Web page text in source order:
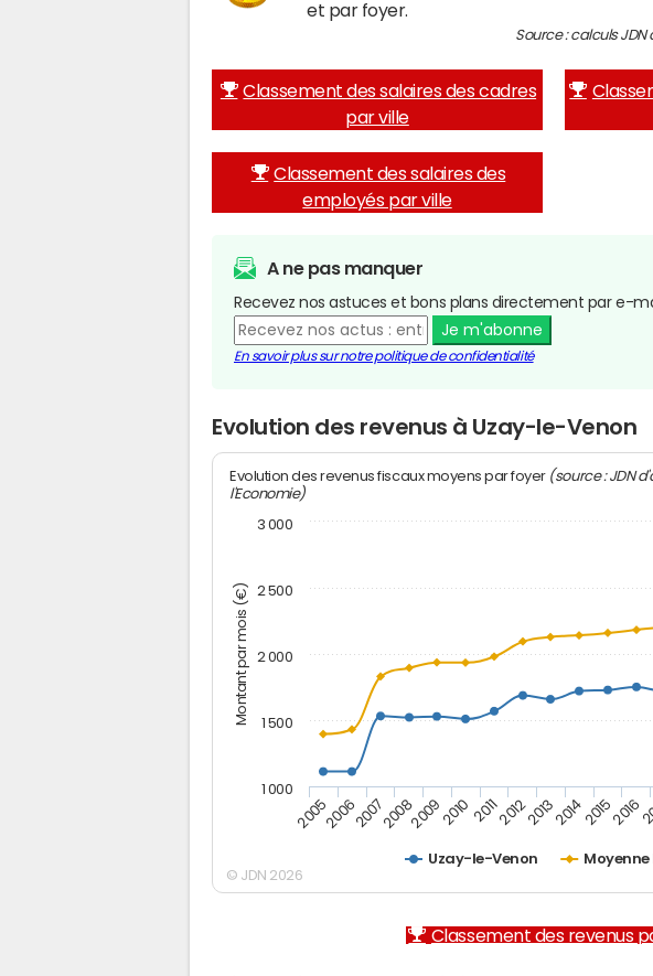
et par foyer.
Source : calculs
Classement des salaires des cadres
par ville
Classement des salaires des
employés par ville
A ne pas manquer
Recevez nos astuces et bons plans directement par e-
Je m'abonne
En savoir plus sur notre politique de confidentialité
Evolution des revenus à Uzay-le-Venon
Montant par mois (€)
Evolution des revenus fiscaux moyens par foyer (source : JDN
l'Economie)
Uzay-le-Venon
200520062007200820092010 201120122013201420152016
1 000
1 500
2 000
2 500
3 000
© JDN 2026
Classement des revenus